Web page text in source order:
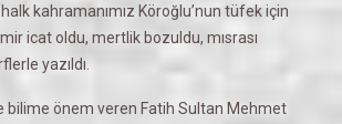
kahramanımız Köroğlu’nun tüfek için
icat oldu, mertlik bozuldu, mısrası
yazıldı.
bilime önem veren Fatih Sultan Mehmet